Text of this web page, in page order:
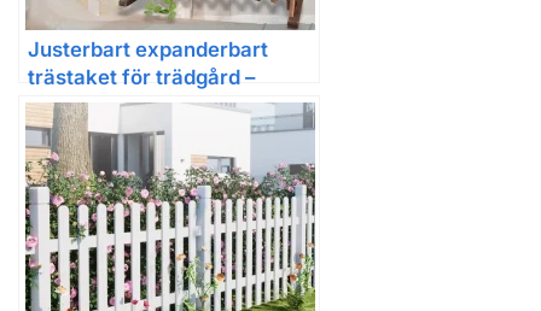
Justerbart expanderbart
trästaket för trädgård –
dekorativt spaljépanel